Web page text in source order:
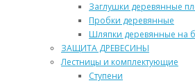
Заглушки деревянные
Пробки деревянные
Шляпки деревянные на
ЗАЩИТА ДРЕВЕСИНЫ
Лестницы и комплектующие
Ступени